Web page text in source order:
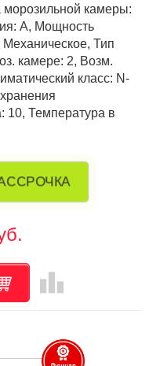
морозильной камеры:
А, Мощность
Тип
камере: 2, Возм.
класс: N-
10, Температура в
leaderboard